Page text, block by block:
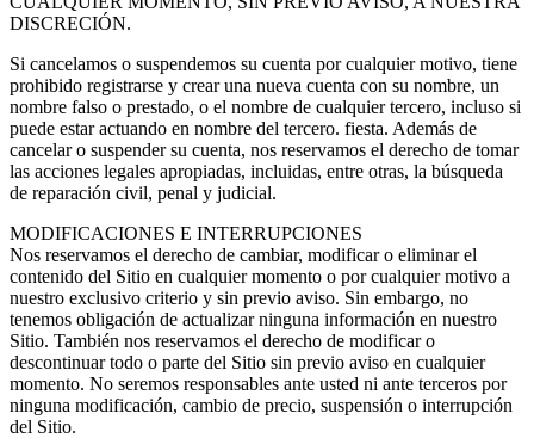
DISCRECIÓN.
Si cancelamos o suspendemos su cuenta por cualquier motivo, tiene
prohibido registrarse y crear una nueva cuenta con su nombre, un
nombre falso o prestado, o el nombre de cualquier tercero, incluso si
puede estar actuando en nombre del tercero. fiesta. Además de
cancelar o suspender su cuenta, nos reservamos el derecho de tomar
las acciones legales apropiadas, incluidas, entre otras, la búsqueda
de reparación civil, penal y judicial.
MODIFICACIONES E INTERRUPCIONES
Nos reservamos el derecho de cambiar, modificar o eliminar el
contenido del Sitio en cualquier momento o por cualquier motivo a
nuestro exclusivo criterio y sin previo aviso. Sin embargo, no
tenemos obligación de actualizar ninguna información en nuestro
Sitio. También nos reservamos el derecho de modificar o
descontinuar todo o parte del Sitio sin previo aviso en cualquier
momento. No seremos responsables ante usted ni ante terceros por
ninguna modificación, cambio de precio, suspensión o interrupción
del Sitio.